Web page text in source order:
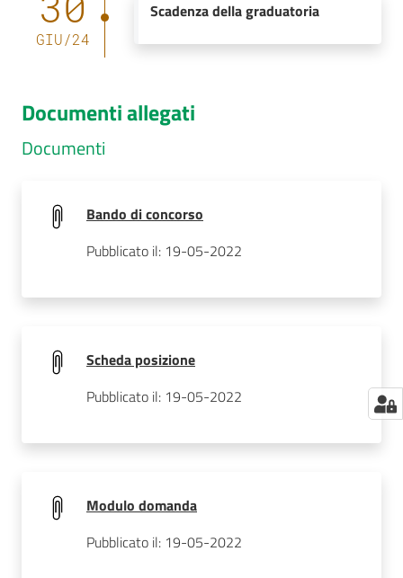
GIU/24
Scadenza della graduatoria
Documenti allegati
Documenti
Bando di concorso
Pubblicato il: 19-05-2022
Scheda posizione
Pubblicato il: 19-05-2022
Modulo domanda
Pubblicato il: 19-05-2022